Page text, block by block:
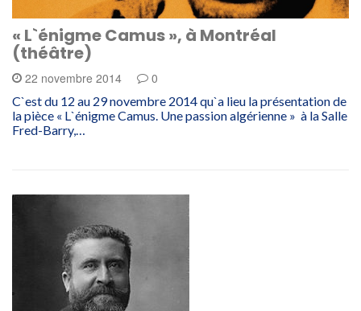
« L`énigme Camus », à Montréal
(théâtre)
22 novembre 2014 0
C`est du 12 au 29 novembre 2014 qu`a lieu la présentation de
la pièce « L`énigme Camus. Une passion algérienne » à la Salle
Fred-Barry,…